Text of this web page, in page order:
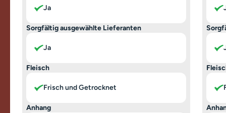
Ja
Sorgfältig ausgewählte Lieferanten
Ja
Fleisch
Frisch und Getrocknet
Anhang